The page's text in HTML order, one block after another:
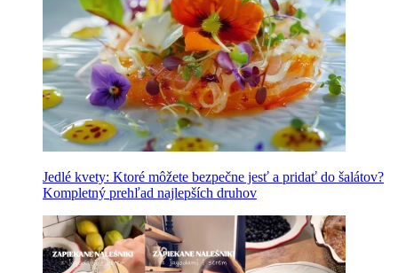
Jedlé kvety: Ktoré môžete bezpečne jesť a pridať do šalátov?
Kompletný prehľad najlepších druhov